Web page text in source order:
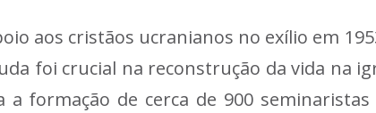
aos cristãos ucranianos no exílio em
foi crucial na reconstrução da vida na
a formação de cerca de 900